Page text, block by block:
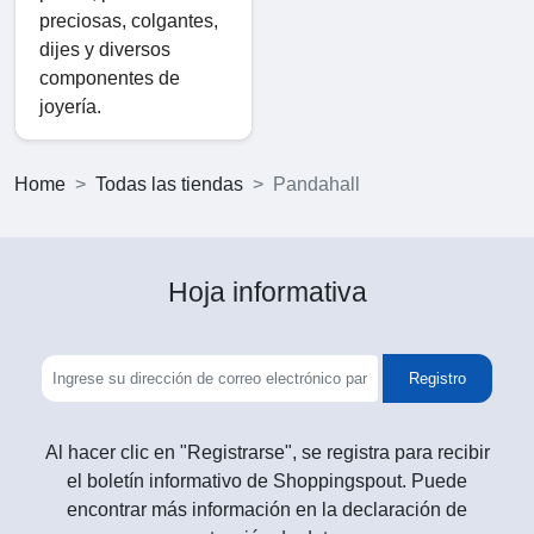
preciosas, colgantes,
dijes y diversos
componentes de
joyería.
Home Todas las tiendas Pandahall
Hoja informativa
Registro
Al hacer clic en "Registrarse", se registra para recibir
el boletín informativo de Shoppingspout. Puede
encontrar más información en la declaración de